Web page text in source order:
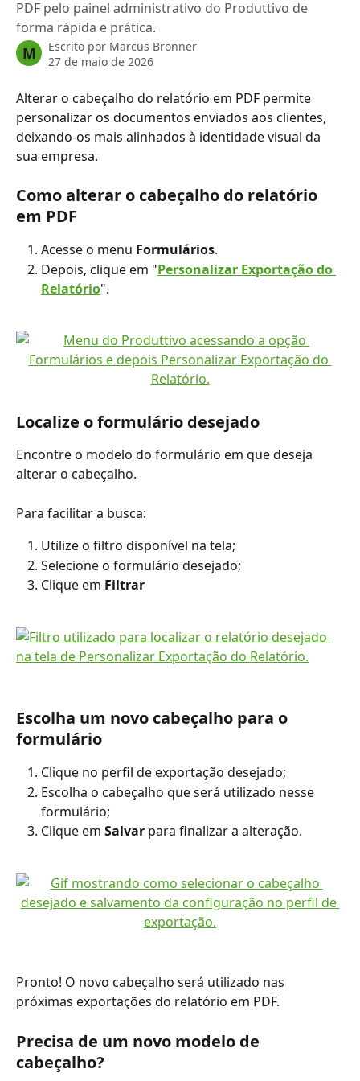
PDF pelo painel administrativo do Produttivo de
forma rápida e prática.
M Escrito por Marcus Bronner
27 de maio de 2026
Alterar o cabeçalho do relatório em PDF permite
personalizar os documentos enviados aos clientes,
deixando-os mais alinhados à identidade visual da
sua empresa.
Como alterar o cabeçalho do relatório
em PDF
Acesse o menu Formulários.
Depois, clique em "Personalizar Exportação do
Relatório".
​Localize o formulário desejado
Encontre o modelo do formulário em que deseja
alterar o cabeçalho.
Para facilitar a busca:
Utilize o filtro disponível na tela;
Selecione o formulário desejado;
Clique em Filtrar
Escolha um novo cabeçalho para o
formulário
Clique no perfil de exportação desejado;
Escolha o cabeçalho que será utilizado nesse
formulário;
Clique em Salvar para finalizar a alteração.
Pronto! O novo cabeçalho será utilizado nas
próximas exportações do relatório em PDF.
Precisa de um novo modelo de
cabeçalho?